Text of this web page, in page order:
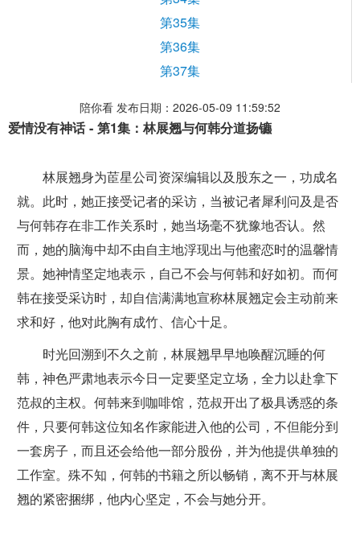
第35集
第36集
第37集
陪你看 发布日期：2026-05-09 11:59:52
爱情没有神话 - 第1集：林展翘与何韩分道扬镳
林展翘身为茞星公司资深编辑以及股东之一，功成名
就。此时，她正接受记者的采访，当被记者犀利问及是否
与何韩存在非工作关系时，她当场毫不犹豫地否认。然
而，她的脑海中却不由自主地浮现出与他蜜恋时的温馨情
景。她神情坚定地表示，自己不会与何韩和好如初。而何
韩在接受采访时，却自信满满地宣称林展翘定会主动前来
求和好，他对此胸有成竹、信心十足。
时光回溯到不久之前，林展翘早早地唤醒沉睡的何
韩，神色严肃地表示今日一定要坚定立场，全力以赴拿下
范叔的主权。何韩来到咖啡馆，范叔开出了极具诱惑的条
件，只要何韩这位知名作家能进入他的公司，不但能分到
一套房子，而且还会给他一部分股份，并为他提供单独的
工作室。殊不知，何韩的书籍之所以畅销，离不开与林展
翘的紧密捆绑，他内心坚定，不会与她分开。